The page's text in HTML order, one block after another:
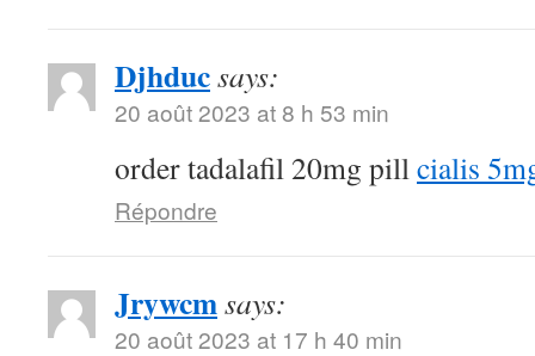
Djhducsays:
20 août 2023 at 8 h 53 min
order tadalafil 20mg pillcialis
Répondre
Jrywcmsays:
20 août 2023 at 17 h 40 min